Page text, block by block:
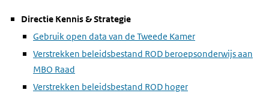
Directie Kennis & Strategie
Gebruik open data van de Tweede Kamer
Verstrekken beleidsbestand ROD beroepsonderwijs aan
MBO Raad
Verstrekken beleidsbestand ROD hoger